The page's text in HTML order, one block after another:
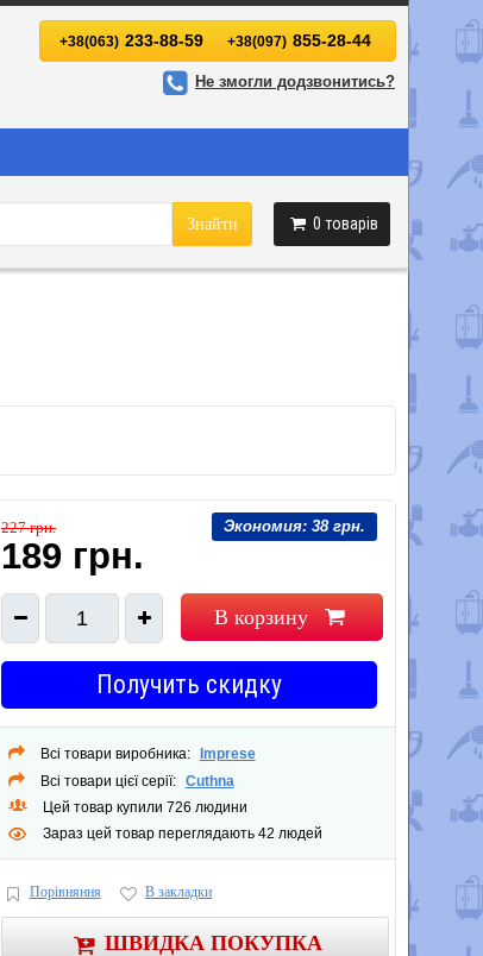
+38(063) 233-88-59 +38(097) 855-28-44
Не змогли додзвонитись?
0 товарів
Знайти
Экономия: 38 грн.
227 грн.
189 грн.
1 В корзину
Получить скидку
Всі товари виробника:
Imprese
Всі товари цієї серії: Cuthna
Цей товар купили 726 людини
Зараз цей товар переглядають 42 людей
Порівняння В закладки
ШВИДКА ПОКУПКА